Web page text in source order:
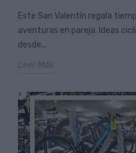
Este San Valentín regala
aventuras en pareja. Ideas
desde...
Leer Más